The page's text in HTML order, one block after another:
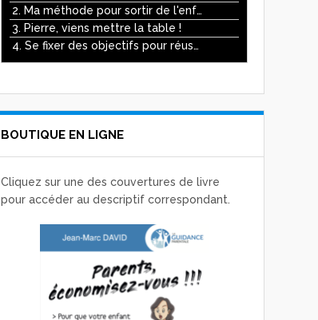
ou
diminuer
le
2. Ma méthode pour sortir de l'enfer des écrans
3. Pierre, viens mettre la table !
4. Se fixer des objectifs pour réussir
BOUTIQUE EN LIGNE
Cliquez sur une des couvertures de livre
pour accéder au descriptif correspondant.